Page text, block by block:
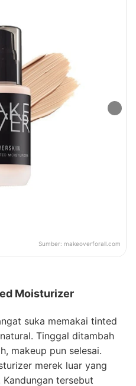
Sumber: makeoverforall.com
Moisturizer
suka memakai tinted
Tinggal ditambah
makeup pun selesai.
merek luar yang
tersebut